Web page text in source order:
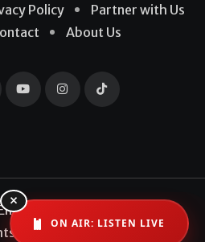
Policy
Partner with Us
About Us
Production. All
Reserved
×
ON AIR: LISTEN LIVE